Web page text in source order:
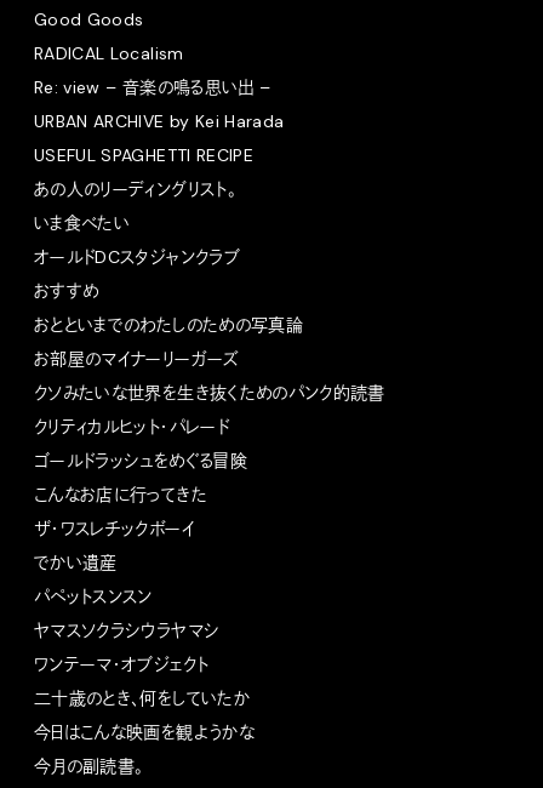
Good Goods
RADICAL Localism
Re: view – 音楽の鳴る思い出 –
URBAN ARCHIVE by Kei Harada
USEFUL SPAGHETTI RECIPE
あの人のリーディングリスト。
いま食べたい
オールドDCスタジャンクラブ
おすすめ
おとといまでのわたしのための写真論
お部屋のマイナーリーガーズ
クソみたいな世界を生き抜くためのパンク的読書
クリティカルヒット・パレード
ゴールドラッシュをめぐる冒険
こんなお店に行ってきた
ザ・ワスレチックボーイ
でかい遺産
パペットスンスン
ヤマスソクラシウラヤマシ
ワンテーマ・オブジェクト
二十歳のとき、何をしていたか
今日はこんな映画を観ようかな
今月の副読書。